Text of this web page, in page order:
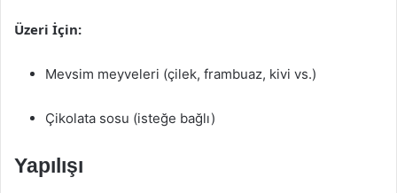
Üzeri İçin:
Mevsim meyveleri (çilek, frambuaz, kivi vs.)
Çikolata sosu (isteğe bağlı)
Yapılışı